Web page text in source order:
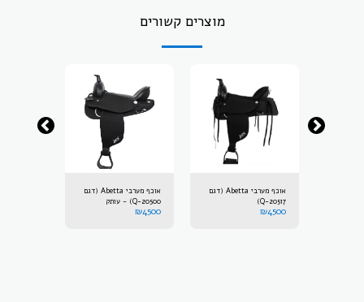
מוצרים קשורים
אוכף מערבי Abetta (דגם
20517-Q)
₪4500
אוכף מערבי Abetta (דגם
20500-Q) - עותק
₪4500